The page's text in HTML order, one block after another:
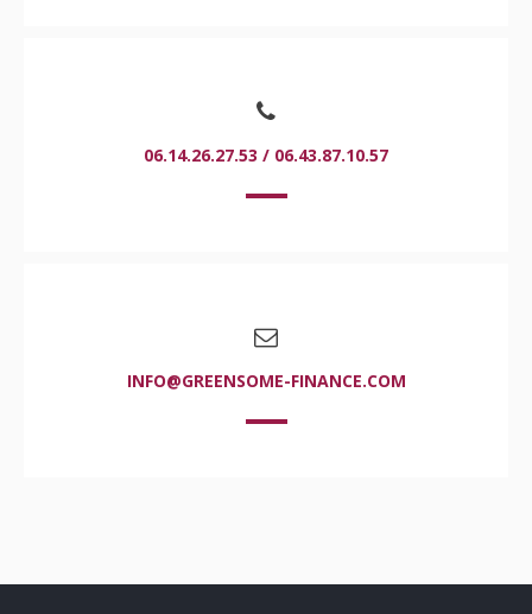
06.14.26.27.53 / 06.43.87.10.57
INFO@GREENSOME-FINANCE.COM